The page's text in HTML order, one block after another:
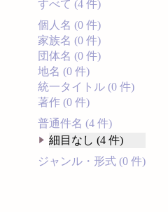
すべて (4 件)
個人名 (0 件)
家族名 (0 件)
団体名 (0 件)
地名 (0 件)
統一タイトル (0 件)
著作 (0 件)
普通件名 (4 件)
細目なし (4 件)
ジャンル・形式 (0 件)